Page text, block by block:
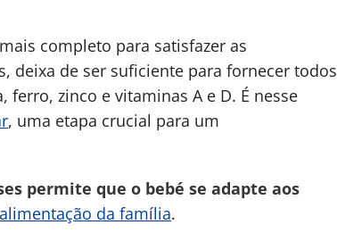
completo para satisfazer as
deixa de ser suficiente para fornecer todos
zinco e vitaminas A e D. É nesse
, uma etapa crucial para um
permite que o bebé se adapte aos
alimentação da família.